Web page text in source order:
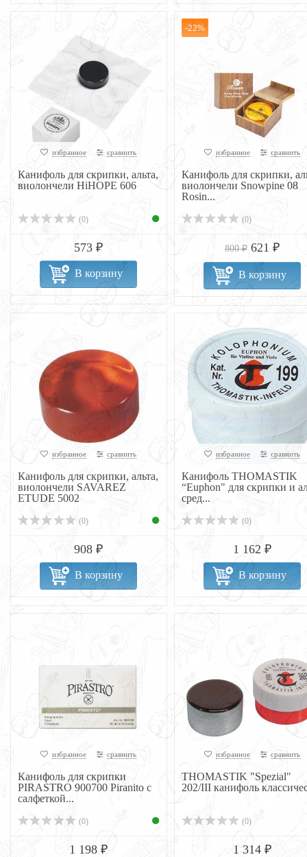
избранное сравнить
Канифоль для скрипки, альта,
виолончели HiHOPE 606
(0)
573 ₽
В корзину
-22%
избранное сравнить
Канифоль для скрипки,
виолончели Snowpine 08
Rosin...
(0)
800 ₽ 621 ₽
В корзину
избранное сравнить
Канифоль для скрипки, альта,
виолончели SAVAREZ
ETUDE 5002
(0)
908 ₽
В корзину
избранное сравнить
Канифоль THOMASTIK
“Euphon" для скрипки и
сред...
(0)
1 162 ₽
В корзину
избранное сравнить
Канифоль для скрипки
PIRASTRO 900700 Piranito с
салфеткой...
(0)
1 198 ₽
избранное сравнить
THOMASTIK "Spezial"
202/III канифоль
(0)
1 314 ₽